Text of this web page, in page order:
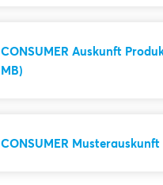
CONSUMER Auskunft
MB)
CONSUMER Musterauskunft